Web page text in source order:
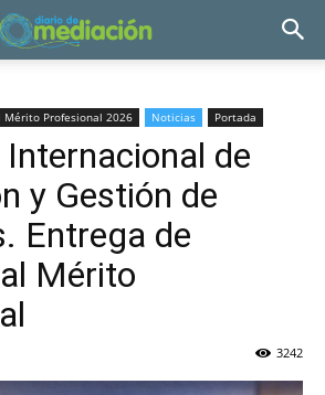
Mérito Profesional 2026 Noticias Portada
de
y Gestión de
Entrega de
Mérito
3242